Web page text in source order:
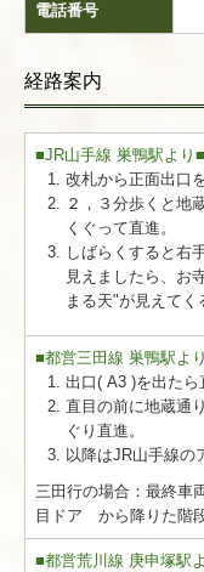
電話番号
経路案内
■JR山手線 巣鴨駅より■
改札から正面出口
２，３分歩くと地
くぐって直進。
しばらくすると右
見えましたら、お
まる天"が見えてく
■都営三田線 巣鴨駅よ
出口( A3 )を出たら
直目の前に地蔵通
ぐり直進。
以降はJR山手線の
三田行の場合：最終車
目ドア から降りた階
■都営荒川線 庚申塚駅